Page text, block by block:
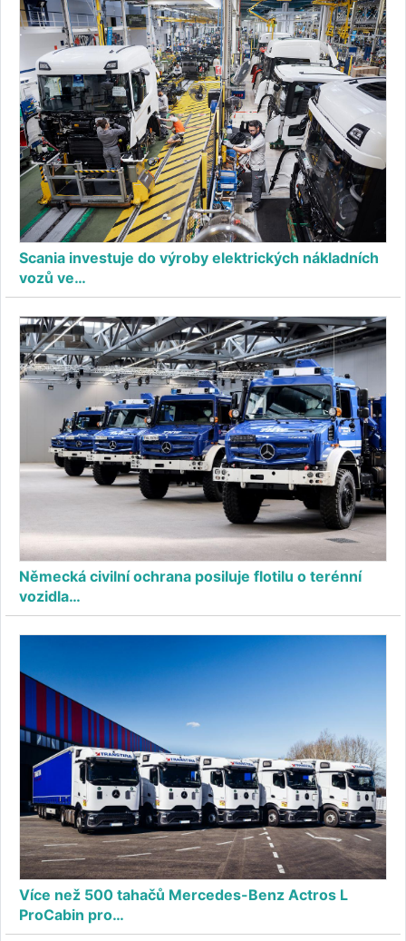
Scania investuje do výroby elektrických nákladních
vozů ve…
Německá civilní ochrana posiluje flotilu o terénní
vozidla…
Více než 500 tahačů Mercedes-Benz Actros L
ProCabin pro…